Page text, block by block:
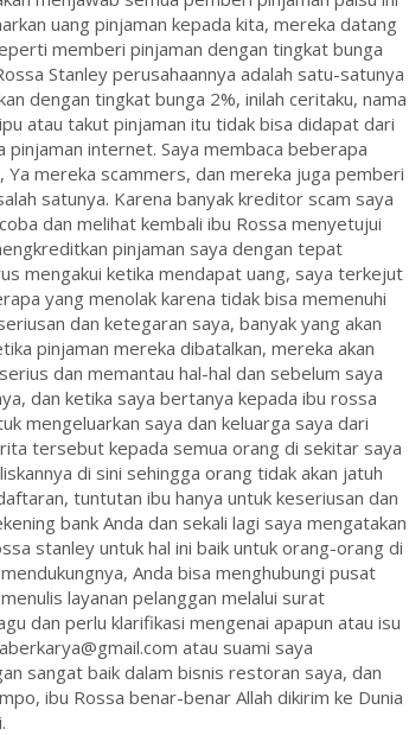
uang pinjaman kepada kita, mereka datang
memberi pinjaman dengan tingkat bunga
Stanley perusahaannya adalah satu-satunya
dengan tingkat bunga 2%, inilah ceritaku, nama
atau takut pinjaman itu tidak bisa didapat dari
internet. Saya membaca beberapa
mereka scammers, dan mereka juga pemberi
satunya. Karena banyak kreditor scam saya
dan melihat kembali ibu Rossa menyetujui
pinjaman saya dengan tepat
mengakui ketika mendapat uang, saya terkejut
yang menolak karena tidak bisa memenuhi
dan ketegaran saya, banyak yang akan
pinjaman mereka dibatalkan, mereka akan
dan memantau hal-hal dan sebelum saya
dan ketika saya bertanya kepada ibu rossa
mengeluarkan saya dan keluarga saya dari
tersebut kepada semua orang di sekitar saya
di sini sehingga orang tidak akan jatuh
tuntutan ibu hanya untuk keseriusan dan
bank Anda dan sekali lagi saya mengatakan
stanley untuk hal ini baik untuk orang-orang di
Anda bisa menghubungi pusat
layanan pelanggan melalui surat
dan perlu klarifikasi mengenai apapun atau isu
atau suami saya
sangat baik dalam bisnis restoran saya, dan
ibu Rossa benar-benar Allah dikirim ke Dunia